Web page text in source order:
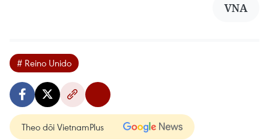
VNA
# Reino Unido
Theo dõi VietnamPlus